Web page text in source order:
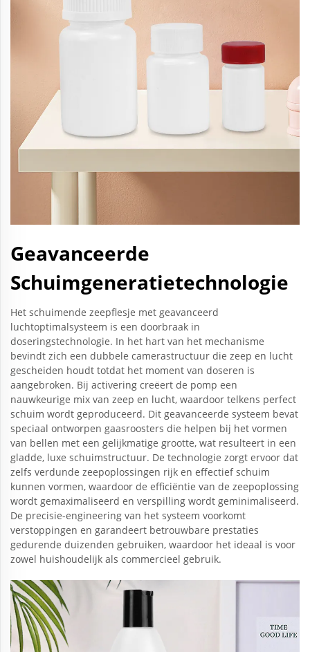
Geavanceerde
Schuimgeneratietechnologie
Het schuimende zeepflesje met geavanceerd
luchtoptimalsysteem is een doorbraak in
doseringstechnologie. In het hart van het mechanisme
bevindt zich een dubbele camerastructuur die zeep en lucht
gescheiden houdt totdat het moment van doseren is
aangebroken. Bij activering creëert de pomp een
nauwkeurige mix van zeep en lucht, waardoor telkens perfect
schuim wordt geproduceerd. Dit geavanceerde systeem bevat
speciaal ontworpen gaasroosters die helpen bij het vormen
van bellen met een gelijkmatige grootte, wat resulteert in een
gladde, luxe schuimstructuur. De technologie zorgt ervoor dat
zelfs verdunde zeepoplossingen rijk en effectief schuim
kunnen vormen, waardoor de efficiëntie van de zeepoplossing
wordt gemaximaliseerd en verspilling wordt geminimaliseerd.
De precisie-engineering van het systeem voorkomt
verstoppingen en garandeert betrouwbare prestaties
gedurende duizenden gebruiken, waardoor het ideaal is voor
zowel huishoudelijk als commercieel gebruik.